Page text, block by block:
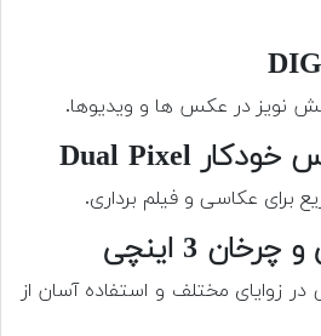
نویز در عکس ها و ویدیوها.
برای عکاسی و فیلم برداری.
زوایای مختلف و استفاده آسان از